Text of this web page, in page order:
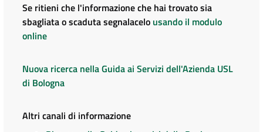
Se ritieni che l'informazione che hai trovato sia
sbagliata o scaduta segnalacelo usando il modulo
online
Nuova ricerca nella Guida ai Servizi dell'Azienda USL
di Bologna
Altri canali di informazione